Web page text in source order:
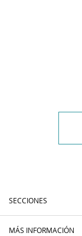
SECCIONES
MÁS INFORMACIÓN